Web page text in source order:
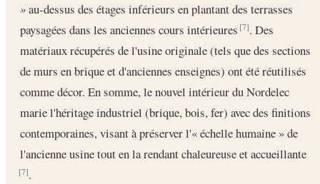
»au-dessus des étages inférieurs en plantant des terrasses
paysagées dans les anciennes cours intérieures[7]. Des
matériaux récupérés de l'usine originale (tels que des sections
de murs en brique et d'anciennes enseignes) ont été réutilisés
comme décor. En somme, le nouvel intérieur du Nordelec
marie l'héritage industriel (brique, bois, fer) avec des finitions
contemporaines, visant à préserver l'« échelle humaine » de
l'ancienne usine tout en la rendant chaleureuse et accueillante
[7].